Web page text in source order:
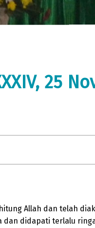
25
Allah dan telah
dan didapati terlalu